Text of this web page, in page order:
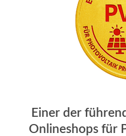
Einer der
Onlineshops für